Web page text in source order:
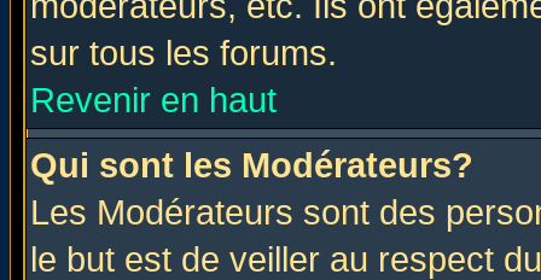
sur tous les forums.
Revenir en haut
Qui sont les Modérateurs?
Les Modérateurs sont des
le but est de veiller au respect